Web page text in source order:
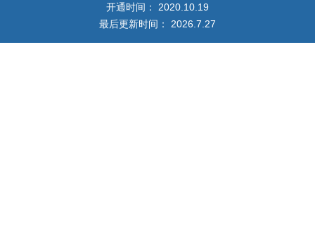
开通时间： 2020 10 19
最后更新时间： 2026 7 27